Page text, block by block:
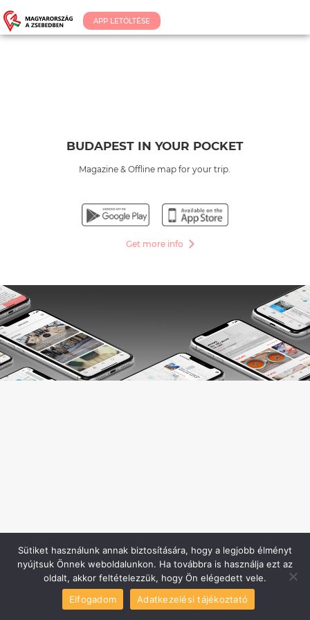
APP LETÖLTÉSE
BUDAPEST IN YOUR POCKET
Magazine & Offline map for your trip.
Get more info
Sütiket használunk annak biztosítására, hogy a legjobb élményt
nyújtsuk Önnek weboldalunkon. Ha továbbra is használja ezt az
oldalt, akkor feltételezzük, hogy Ön elégedett vele.
Elfogadom
Adatkezelési tájékoztató